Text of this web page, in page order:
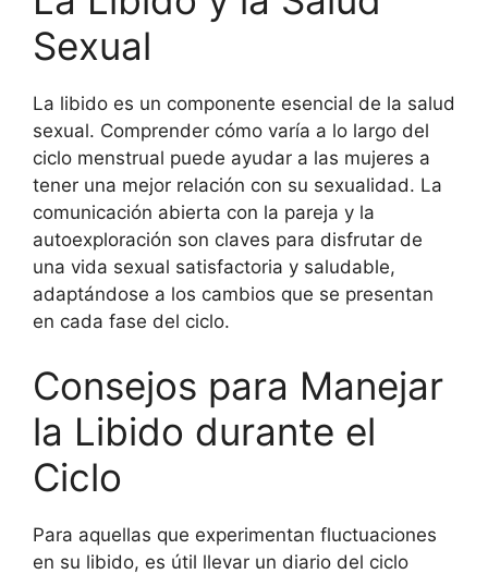
Sexual
La libido es un componente esencial de la salud
sexual. Comprender cómo varía a lo largo del
ciclo menstrual puede ayudar a las mujeres a
tener una mejor relación con su sexualidad. La
comunicación abierta con la pareja y la
autoexploración son claves para disfrutar de
una vida sexual satisfactoria y saludable,
adaptándose a los cambios que se presentan
en cada fase del ciclo.
Consejos para Manejar
la Libido durante el
Ciclo
Para aquellas que experimentan fluctuaciones
en su libido, es útil llevar un diario del ciclo